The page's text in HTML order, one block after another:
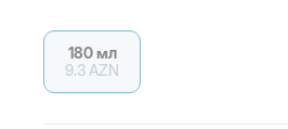
180 мл
9.3 AZN